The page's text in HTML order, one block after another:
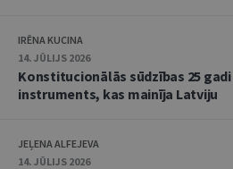
IRĒNA KUCINA
14. JŪLIJS 2026
Konstitucionālās sūdzības 25
instruments, kas mainīja Latviju
JEĻENA ALFEJEVA
14. JŪLIJS 2026